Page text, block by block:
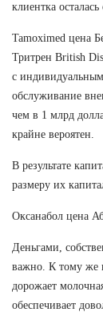
клиентка
Tamoximed цена
Тритрен British
с
обслуживание
чем в 1 млрд
крайне вероятен.
В результате
размеру их
Оксанабол цена
Деньгами,
важно. К тому же
дорожает
обеспечивает